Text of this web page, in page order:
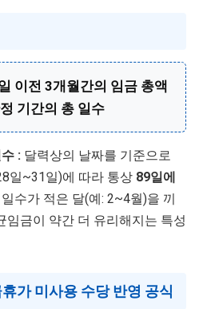
이전 3개월간의 임금 총액
기간의 총 일수
: 달력상의 날짜를 기준으로
일~31일)에 따라 통상 89일에
수가 적은 달(예: 2~4월)을 끼
임금이 약간 더 유리해지는 특성
가 미사용 수당 반영 공식